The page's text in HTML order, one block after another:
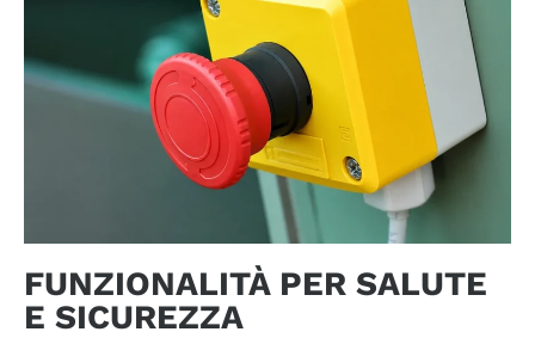
FUNZIONALITÀ PER SALUTE
E SICUREZZA